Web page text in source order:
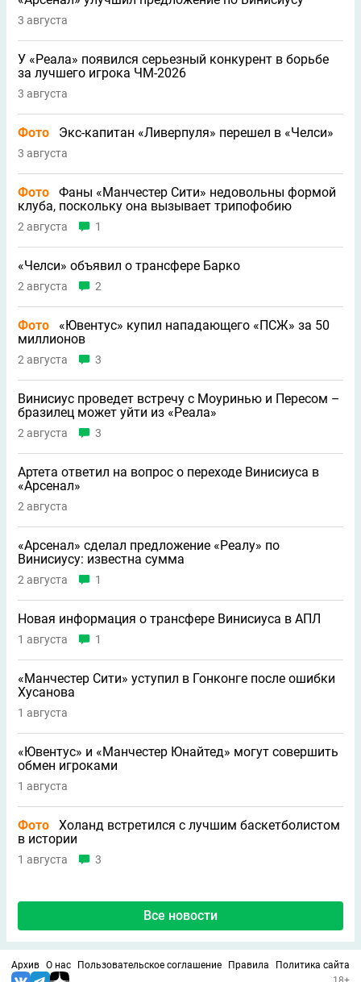
3 августа
У «Реала» появился серьезный конкурент в борьбе
за лучшего игрока ЧМ-2026
3 августа
Фото Экс-капитан «Ливерпуля» перешел в «Челси»
3 августа
Фото
Фаны «Манчестер Сити» недовольны формой
клуба, поскольку она вызывает трипофобию
2 августа 1
«Челси» объявил о трансфере Барко
2 августа 2
Фото
«Ювентус» купил нападающего «ПСЖ» за 50
миллионов
2 августа 3
Винисиус проведет встречу с Моуринью и Пересом –
бразилец может уйти из «Реала»
2 августа 3
Артета ответил на вопрос о переходе Винисиуса в
«Арсенал»
2 августа
«Арсенал» сделал предложение «Реалу» по
Винисиусу: известна сумма
2 августа 1
Новая информация о трансфере Винисиуса в АПЛ
1 августа 1
«Манчестер Сити» уступил в Гонконге после ошибки
Хусанова
1 августа
«Ювентус» и «Манчестер Юнайтед» могут совершить
обмен игроками
1 августа
Фото
Холанд встретился с лучшим баскетболистом
в истории
1 августа 3
Все новости
Архив О нас Пользовательское соглашение Правила
Политика сайта